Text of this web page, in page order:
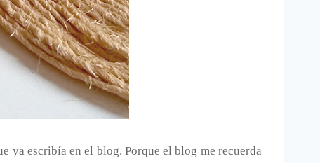
ya escribía en el blog. Porque el blog me recuerda